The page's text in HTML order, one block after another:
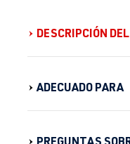
DESCRIPCIÓN
ADECUADO PARA
PREGUNTAS